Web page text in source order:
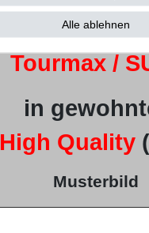
(Vertrieb
Tourmax /
in
High Quality
Musterbild
Alle ablehnen